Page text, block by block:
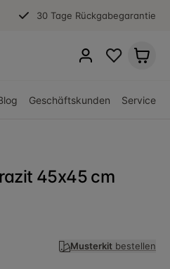
30 Tage Rückgabegarantie
Geschäftskunden Service
45x45 cm
Musterkitbestellen